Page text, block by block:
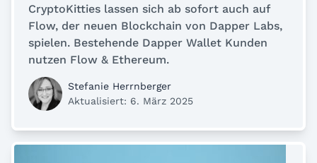
CryptoKitties lassen sich ab sofort auch auf
Flow, der neuen Blockchain von Dapper Labs,
spielen. Bestehende Dapper Wallet Kunden
nutzen Flow & Ethereum.
Stefanie Herrnberger
Aktualisiert: 6. März 2025